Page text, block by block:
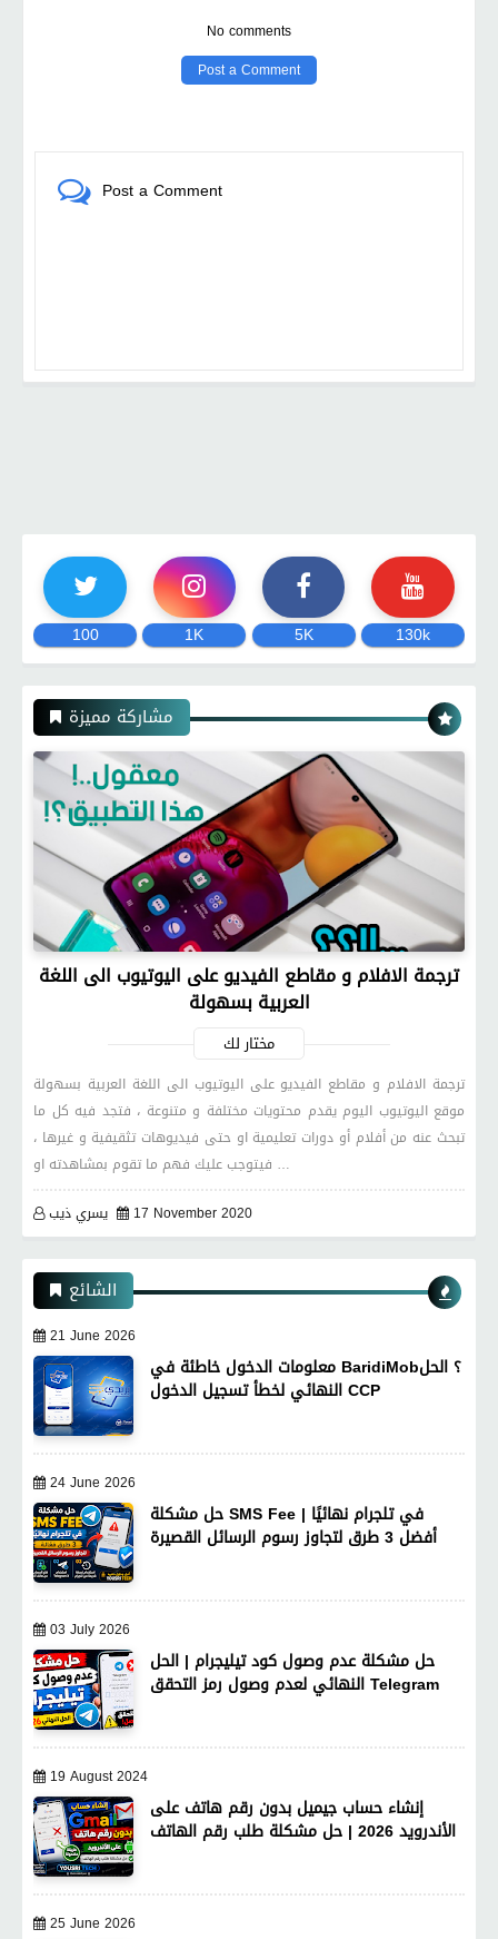
No comments
Post a Comment
Post a Comment
100 1K 5K 130k
مشاركة مميزة
ترجمة الافلام و مقاطع الفيديو على اليوتيوب الى اللغة
العربية بسهولة
مختار لك
ترجمة الافلام و مقاطع الفيديو على اليوتيوب الى اللغة العربية بسهولة
موقع اليوتيوب اليوم يقدم محتويات مختلفة و متنوعة ، فتجد فيه كل ما
تبحث عنه من أفلام أو دورات تعليمية او حتى فيديوهات تثقيفية و غيرها ،
فيتوجب عليك فهم ما تقوم بمشاهدته او …
يسري ذيب
17 November 2020
الشائع
21 June 2026
معلومات الدخول خاطئة في BaridiMob؟ الحل
النهائي لخطأ تسجيل الدخول CCP
24 June 2026
حل مشكلة SMS Fee في تلجرام نهائيًا |
أفضل 3 طرق لتجاوز رسوم الرسائل القصيرة
03 July 2026
حل مشكلة عدم وصول كود تيليجرام | الحل
النهائي لعدم وصول رمز التحقق Telegram
19 August 2024
إنشاء حساب جيميل بدون رقم هاتف على
الأندرويد 2026 | حل مشكلة طلب رقم الهاتف
25 June 2026